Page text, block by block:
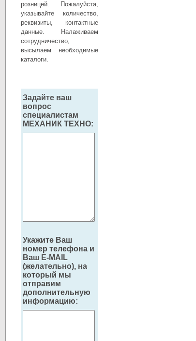
розницей. Пожалуйста,
указывайте количество,
реквизиты, контактные
данные. Налаживаем
сотрудничество,
высылаем необходимые
каталоги.
Задайте ваш
вопрос
специалистам
МЕХАНИК ТЕХНО:
Укажите Ваш
номер телефона и
Ваш E-MAIL
(желательно), на
который мы
отправим
дополнительную
информацию: